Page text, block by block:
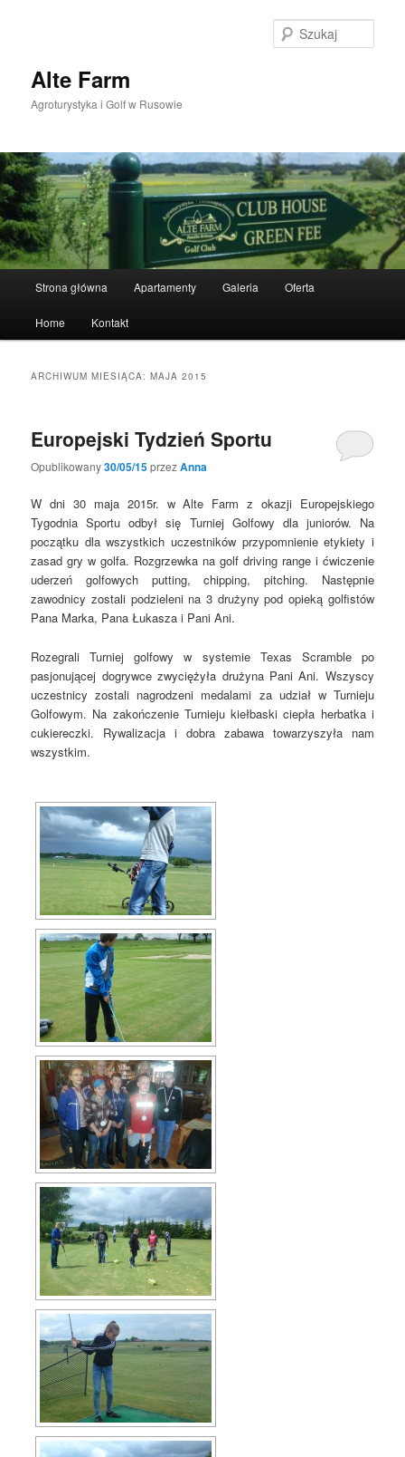
Alte Farm
Agroturystyka i Golf w Rusowie
Strona główna Apartamenty Galeria Oferta
Home Kontakt
ARCHIWUM MIESIĄCA:MAJA 2015
Europejski Tydzień Sportu
Opublikowany30/05/15przezAnna
W dni 30 maja 2015r. w Alte Farm z okazji Europejskiego
Tygodnia Sportu odbył się Turniej Golfowy dla juniorów. Na
początku dla wszystkich uczestników przypomnienie etykiety i
zasad gry w golfa. Rozgrzewka na golf driving range i ćwiczenie
uderzeń golfowych putting, chipping, pitching. Następnie
zawodnicy zostali podzieleni na 3 drużyny pod opieką golfistów
Pana Marka, Pana Łukasza i Pani Ani.
Rozegrali Turniej golfowy w systemie Texas Scramble po
pasjonującej dogrywce zwyciężyła drużyna Pani Ani. Wszyscy
uczestnicy zostali nagrodzeni medalami za udział w Turnieju
Golfowym. Na zakończenie Turnieju kiełbaski ciepła herbatka i
cukiereczki. Rywalizacja i dobra zabawa towarzyszyła nam
wszystkim.